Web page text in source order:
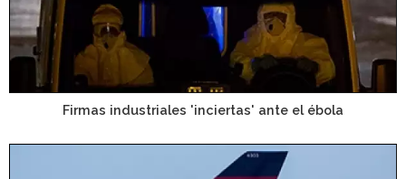
Firmas industriales 'inciertas' ante el ébola